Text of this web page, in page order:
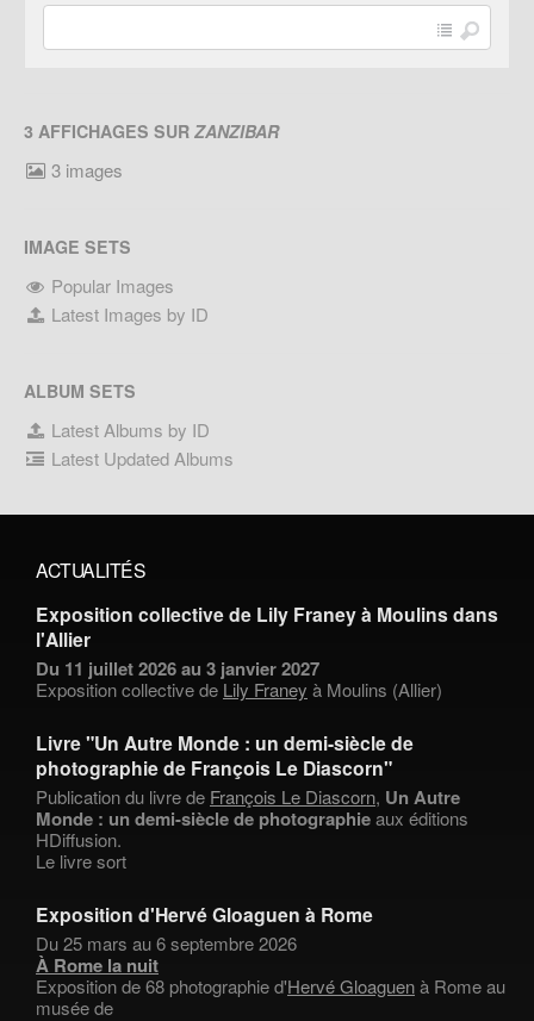
3 AFFICHAGES SUR ZANZIBAR
3 images
IMAGE SETS
Popular Images
Latest Images by ID
ALBUM SETS
Latest Albums by ID
Latest Updated Albums
ACTUALITÉS
Exposition collective de Lily Franey à Moulins dans
l'Allier
Du 11 juillet 2026 au 3 janvier 2027
Exposition collective de Lily Franey à Moulins (Allier)
Livre "Un Autre Monde : un demi-siècle de
photographie de François Le Diascorn"
Publication du livre de François Le Diascorn, Un Autre
Monde : un demi-siècle de photographieaux éditions
HDiffusion.
Le livre sort
Exposition d'Hervé Gloaguen à Rome
Du 25 mars au 6 septembre 2026
À Rome la nuit
Exposition de 68 photographie d'Hervé Gloaguenà Rome au
musée de